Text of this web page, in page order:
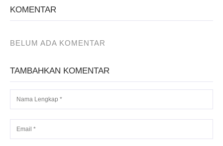
KOMENTAR
BELUM ADA KOMENTAR
TAMBAHKAN KOMENTAR